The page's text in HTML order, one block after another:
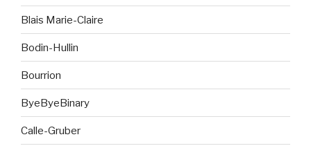
Blais Marie-Claire
Bodin-Hullin
Bourrion
ByeByeBinary
Calle-Gruber